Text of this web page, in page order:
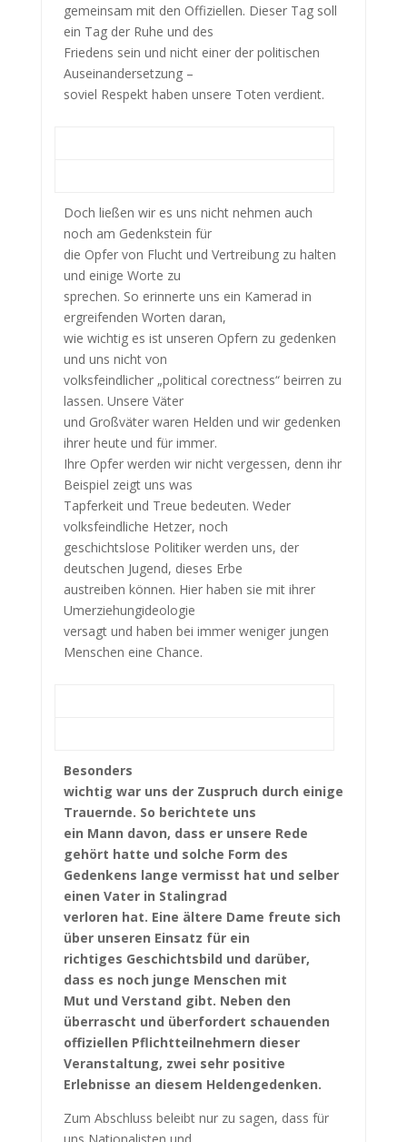
gemeinsam mit den Offiziellen. Dieser Tag soll
ein Tag der Ruhe und des
Friedens sein und nicht einer der politischen
Auseinandersetzung –
soviel Respekt haben unsere Toten verdient.
Doch ließen wir es uns nicht nehmen auch
noch am Gedenkstein für
die Opfer von Flucht und Vertreibung zu halten
und einige Worte zu
sprechen. So erinnerte uns ein Kamerad in
ergreifenden Worten daran,
wie wichtig es ist unseren Opfern zu gedenken
und uns nicht von
volksfeindlicher „political corectness“ beirren zu
lassen. Unsere Väter
und Großväter waren Helden und wir gedenken
ihrer heute und für immer.
Ihre Opfer werden wir nicht vergessen, denn ihr
Beispiel zeigt uns was
Tapferkeit und Treue bedeuten. Weder
volksfeindliche Hetzer, noch
geschichtslose Politiker werden uns, der
deutschen Jugend, dieses Erbe
austreiben können. Hier haben sie mit ihrer
Umerziehungideologie
versagt und haben bei immer weniger jungen
Menschen eine Chance.
Besonders
wichtig war uns der Zuspruch durch einige
Trauernde. So berichtete uns
ein Mann davon, dass er unsere Rede
gehört hatte und solche Form des
Gedenkens lange vermisst hat und selber
einen Vater in Stalingrad
verloren hat. Eine ältere Dame freute sich
über unseren Einsatz für ein
richtiges Geschichtsbild und darüber,
dass es noch junge Menschen mit
Mut und Verstand gibt. Neben den
überrascht und überfordert schauenden
offiziellen Pflichtteilnehmern dieser
Veranstaltung, zwei sehr positive
Erlebnisse an diesem Heldengedenken.
Zum Abschluss beleibt nur zu sagen, dass für